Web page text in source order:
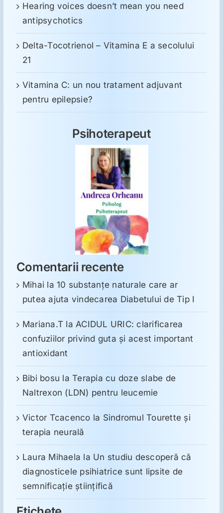
Hearing voices doesn’t mean you need
antipsychotics
Delta-Tocotrienol – Vitamina E a secolului
21
Vitamina C: un nou tratament adjuvant
pentru epilepsie?
Psihoterapeut
Comentarii recente
Mihai la10 substanţe naturale care ar
putea ajuta vindecarea Diabetului de Tip I
Mariana.T laACIDUL URIC: clarificarea
confuziilor privind guta și acest important
antioxidant
Bibi bosu laTerapia cu doze slabe de
Naltrexon (LDN) pentru leucemie
Victor Tcacenco la Sindromul Tourette şi
terapia neurală
Laura Mihaela la Un studiu descoperă că
diagnosticele psihiatrice sunt lipsite de
semnificație științifică